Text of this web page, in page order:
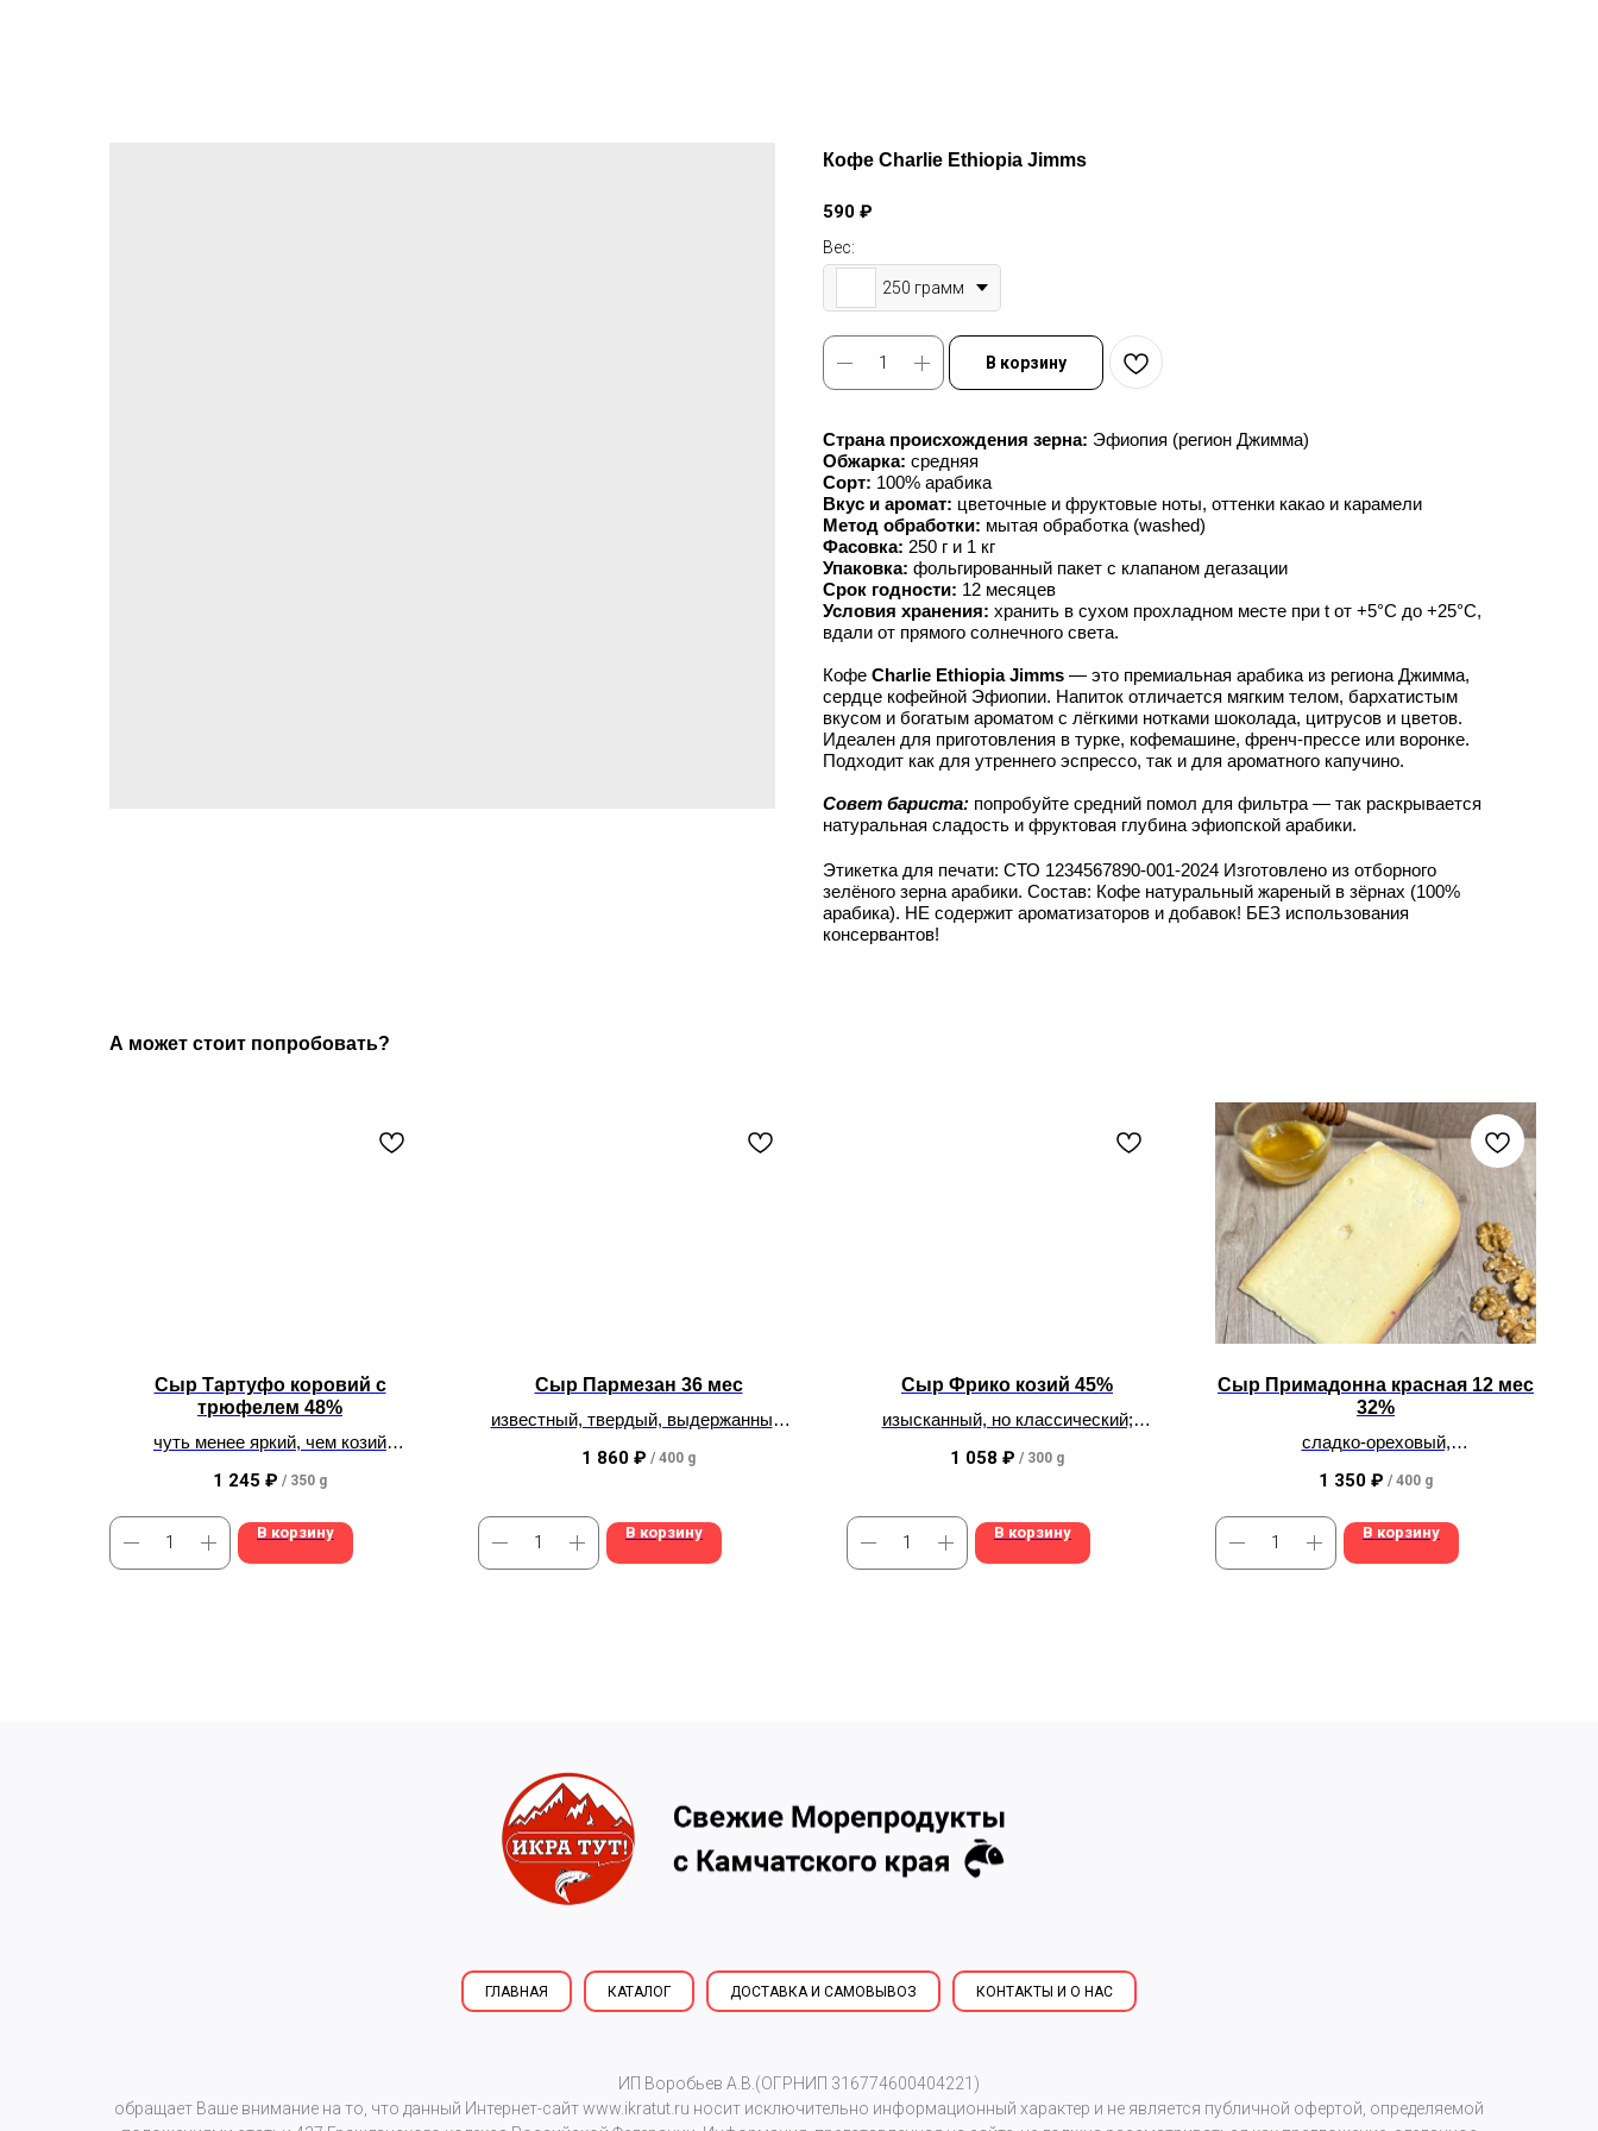
Кофе Charlie Ethiopia Jimms
590 ₽
Вес:
250 грамм
В корзину
Страна происхождения зерна: Эфиопия (регион Джимма)
Обжарка: средняя
Сорт: 100% арабика
Вкус и аромат: цветочные и фруктовые ноты, оттенки какао и карамели
Метод обработки: мытая обработка (washed)
Фасовка: 250 г и 1 кг
Упаковка: фольгированный пакет с клапаном дегазации
Срок годности: 12 месяцев
Условия хранения: хранить в сухом прохладном месте при t от +5°С до +25°С,
вдали от прямого солнечного света.
Кофе Charlie Ethiopia Jimms — это премиальная арабика из региона Джимма,
сердце кофейной Эфиопии. Напиток отличается мягким телом, бархатистым
вкусом и богатым ароматом с лёгкими нотками шоколада, цитрусов и цветов.
Идеален для приготовления в турке, кофемашине, френч-прессе или воронке.
Подходит как для утреннего эспрессо, так и для ароматного капучино.
Совет бариста: попробуйте средний помол для фильтра — так раскрывается
натуральная сладость и фруктовая глубина эфиопской арабики.
Этикетка для печати: СТО 1234567890-001-2024 Изготовлено из отборного
зелёного зерна арабики. Состав: Кофе натуральный жареный в зёрнах (100%
арабика). НЕ содержит ароматизаторов и добавок! БЕЗ использования
консервантов!
А может стоит попробовать?
Сыр Тартуфо коровий с
трюфелем 48%
чуть менее яркий, чем козий
1 245 ₽ / 350 g
В корзину
Сыр Пармезан 36 мес
известный, твердый, выдержанный,
1 860 ₽ / 400 g
В корзину
Сыр Фрико козий 45%
изысканный, но классический;
1 058 ₽ / 300 g
В корзину
Сыр Примадонна красная 12 мес
32%
сладко-ореховый,
1 350 ₽ / 400 g
В корзину
ГЛАВНАЯ КАТАЛОГ ДОСТАВКА И САМОВЫВОЗ КОНТАКТЫ И О НАС
ИП Воробьев А.В.(ОГРНИП 316774600404221)
обращает Ваше внимание на то, что данный Интернет-сайтwww.ikratut.ru носит исключительно информационный характер и не является публичной офертой, определяемой